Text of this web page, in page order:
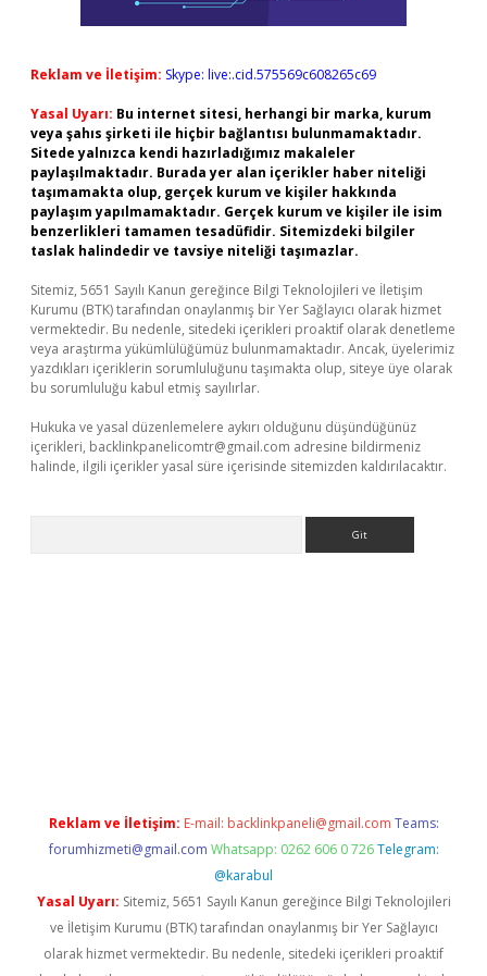
Reklam ve İletişim: Skype: live:.cid.575569c608265c69
Yasal Uyarı: Bu internet sitesi, herhangi bir marka, kurum
veya şahıs şirketi ile hiçbir bağlantısı bulunmamaktadır.
Sitede yalnızca kendi hazırladığımız makaleler
paylaşılmaktadır. Burada yer alan içerikler haber niteliği
taşımamakta olup, gerçek kurum ve kişiler hakkında
paylaşım yapılmamaktadır. Gerçek kurum ve kişiler ile isim
benzerlikleri tamamen tesadüfidir. Sitemizdeki bilgiler
taslak halindedir ve tavsiye niteliği taşımazlar.
Sitemiz, 5651 Sayılı Kanun gereğince Bilgi Teknolojileri ve İletişim
Kurumu (BTK) tarafından onaylanmış bir Yer Sağlayıcı olarak hizmet
vermektedir. Bu nedenle, sitedeki içerikleri proaktif olarak denetleme
veya araştırma yükümlülüğümüz bulunmamaktadır. Ancak, üyelerimiz
yazdıkları içeriklerin sorumluluğunu taşımakta olup, siteye üye olarak
bu sorumluluğu kabul etmiş sayılırlar.
Hukuka ve yasal düzenlemelere aykırı olduğunu düşündüğünüz
içerikleri, backlinkpanelicomtr@gmail.com adresine bildirmeniz
halinde, ilgili içerikler yasal süre içerisinde sitemizden kaldırılacaktır.
Reklam ve İletişim: E-mail: backlinkpaneli@gmail.com Teams:
forumhizmeti@gmail.com Whatsapp: 0262 606 0 726 Telegram:
@karabul
Yasal Uyarı: Sitemiz, 5651 Sayılı Kanun gereğince Bilgi Teknolojileri
ve İletişim Kurumu (BTK) tarafından onaylanmış bir Yer Sağlayıcı
olarak hizmet vermektedir. Bu nedenle, sitedeki içerikleri proaktif